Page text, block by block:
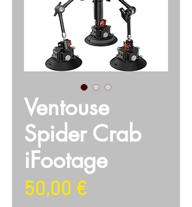
Ventouse
Spider Crab
iFootage
50,00 €Prix